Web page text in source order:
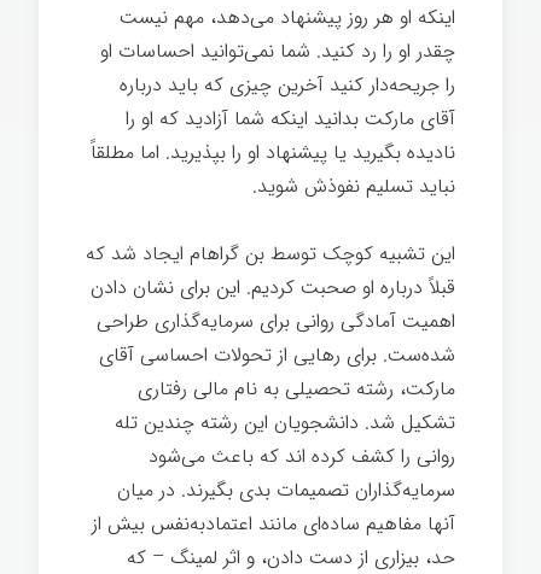
اینکه او هر روز پیشنهاد می‌دهد، مهم نیست
چقدر او را رد کنید. شما نمی‌توانید احساسات او
را جریحه‌دار کنید آخرین چیزی که باید درباره
آقای مارکت بدانید اینکه شما آزادید که او را
نادیده بگیرید یا پیشنهاد او را بپذیرید. اما مطلقاً
نباید تسلیم نفوذش شوید.
این تشبیه کوچک توسط بن گراهام ایجاد شد که
قبلاً درباره او صحبت کردیم. این برای نشان دادن
اهمیت آمادگی روانی برای سرمایه‌گذاری طراحی
شده‌ست. برای رهایی از تحولات احساسی آقای
مارکت، رشته تحصیلی به نام مالی رفتاری
تشکیل شد. دانشجویان این رشته چندین تله
روانی را کشف کرده اند که باعث می‌شود
سرمایه‌گذاران تصمیمات بدی بگیرند. در میان
آنها مفاهیم ساده‌ای مانند اعتمادبه‌نفس بیش از
حد، بیزاری از دست دادن، و اثر لمینگ – که